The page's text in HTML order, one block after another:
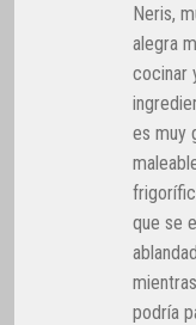
Neris,
alegra
cocinar
es muy
que se
podría